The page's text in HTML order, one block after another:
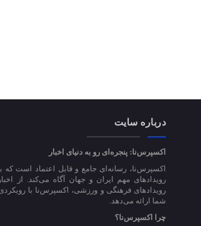
درباره سایت
اکسپرس‌نا: پنجره‌ای رو به دنیای اخبار
اکسپرس‌نا، رسانه‌ای جامع و قابل اعتماد است که
رویدادهای مهم ایران و جهان آگاه می‌کند. از
رویدادهای فرهنگی و ورزشی، اکسپرس‌نا با
شما ارائه می‌دهد.
چرا اکسپرس‌نا؟